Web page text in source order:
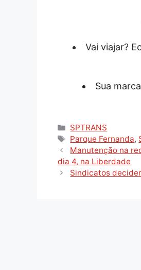
Vai viajar?
Sua
Categorias
SPTRANS
Tags
Parque Fernanda,
Manutenção na
dia 4, na Liberdade
Sindicatos